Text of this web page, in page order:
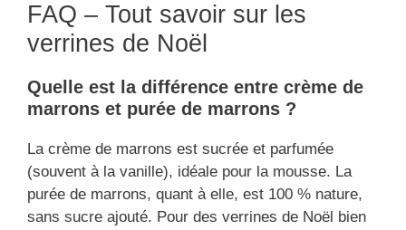
FAQ – Tout savoir sur les
verrines de Noël
Quelle est la différence entre crème de
marrons et purée de marrons ?
La crème de marrons est sucrée et parfumée
(souvent à la vanille), idéale pour la mousse. La
purée de marrons, quant à elle, est 100 % nature,
sans sucre ajouté. Pour des verrines de Noël bien